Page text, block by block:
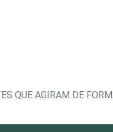
QUE AGIRAM DE